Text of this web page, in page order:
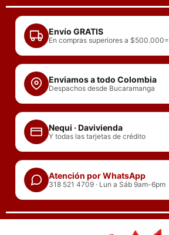
contenido
Envío GRATIS
En compras superiores a $500.000=
Enviamos a todo Colombia
Despachos desde Bucaramanga
Nequi · Davivienda
Y todas las tarjetas de crédito
Atención por WhatsApp
318 521 4709 · Lun a Sáb 9am-6pm